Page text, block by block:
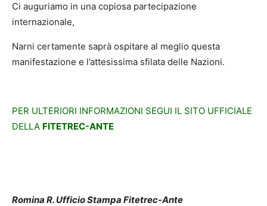
Ci auguriamo in una copiosa partecipazione
internazionale,
Narni certamente saprà ospitare al meglio questa
manifestazione e l’attesissima sfilata delle Nazioni.
PER ULTERIORI INFORMAZIONI SEGUI IL SITO UFFICIALE
DELLA FITETREC-ANTE
Romina R. Ufficio Stampa Fitetrec-Ante